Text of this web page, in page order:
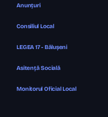
Anunțuri
Consiliul Local
LEGEA 17 - Bălușeni
Asitență Socială
Monitorul Oficial Local